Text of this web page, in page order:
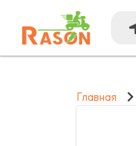
Главная